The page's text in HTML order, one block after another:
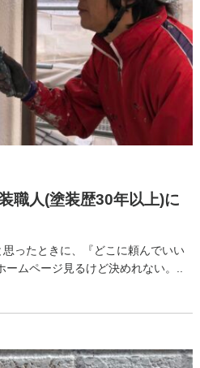
職人(塗装歴30年以上)に
ったときに、『どこに頼んでいい
ムページ見るけど決めれない。..